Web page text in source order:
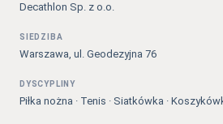
Decathlon Sp. z o.o.
SIEDZIBA
Warszawa, ul. Geodezyjna 76
DYSCYPLINY
Piłka nożna · Tenis · Siatkówka ·